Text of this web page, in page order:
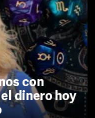
con
dinero hoy